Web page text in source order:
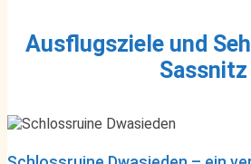
Ausflugsziele und
Sassnitz